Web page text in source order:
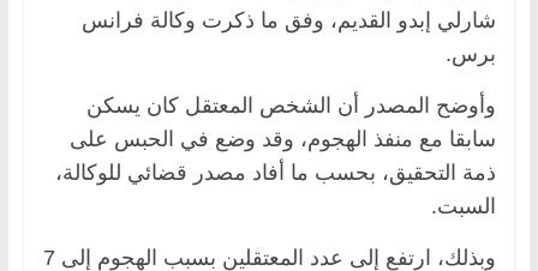
شارلي إبدو القديم، وفق ما ذكرت وكالة فرانس
برس.
وأوضح المصدر أن الشخص المعتقل كان يسكن
سابقا مع منفذ الهجوم، وقد وضع في الحبس على
ذمة التحقيق، بحسب ما أفاد مصدر قضائي للوكالة،
السبت.
وبذلك، ارتفع إلى عدد المعتقلين بسبب الهجوم إلى 7